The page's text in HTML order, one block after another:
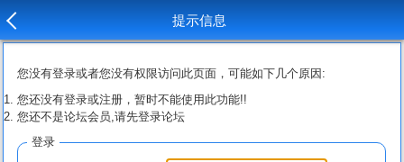
提示信息
您没有登录或者您没有权限访问此页面，可能如下几个原因:
您还没有登录或注册，暂时不能使用此功能!!
您还不是论坛会员,请先登录论坛
登录